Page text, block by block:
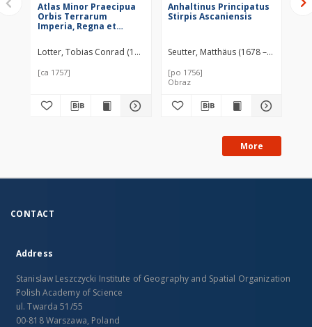
Atlas Minor Praecipua
Orbis Terrarum
Imperia, Regna et
Potissimum, tabelli [20]
exacte declineatis
ducum ac
Lotter, Tobias Conrad (1717–1777) Seutter, Matthäus (1678 – c. 1757)
[ca 1757]
Anhaltinus Principatus
Stirpis Ascaniensis
Seutter, Matthäus (1678 – c. 1757)
[po 1756]
Obraz
More
CONTACT
Address
Stanislaw Leszczycki Institute of Geography and Spatial Organization
Polish Academy of Science
ul. Twarda 51/55
00-818 Warszawa, Poland